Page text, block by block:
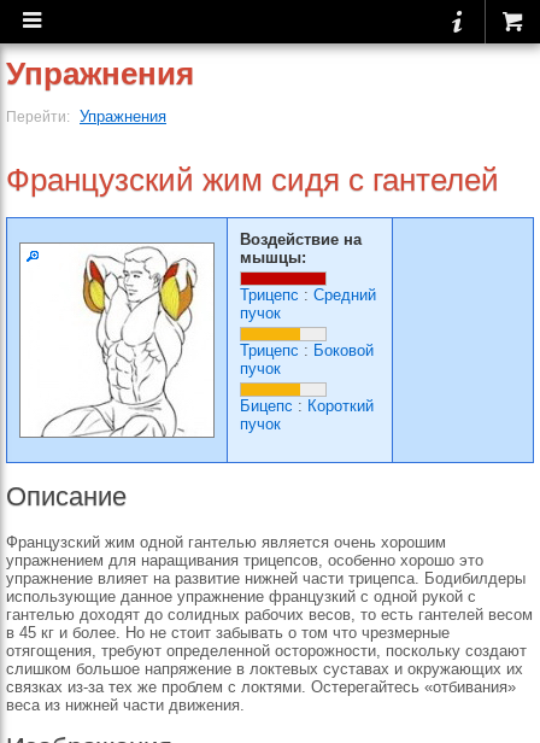
Упражнения
Перейти: Упражнения
Французский жим сидя с гантелей
Воздействие на
мышцы:
Трицепс : Средний
пучок
Трицепс : Боковой
пучок
Бицепс : Короткий
пучок
Описание
Французский жим одной гантелью является очень хорошим
упражнением для наращивания трицепсов, особенно хорошо это
упражнение влияет на развитие нижней части трицепса. Бодибилдеры
использующие данное упражнение французкий с одной рукой с
гантелью доходят до солидных рабочих весов, то есть гантелей весом
в 45 кг и более. Но не стоит забывать о том что чрезмерные
отягощения, требуют определенной осторожности, поскольку создают
слишком большое напряжение в локтевых суставах и окружающих их
связках из-за тех же проблем с локтями. Остерегайтесь «отбивания»
веса из нижней части движения.